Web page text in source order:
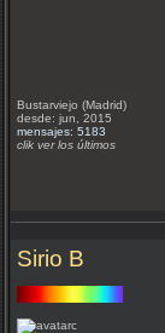
Bustarviejo (Madrid)
desde: jun, 2015
mensajes: 5183
clik ver los últimos
Sirio B